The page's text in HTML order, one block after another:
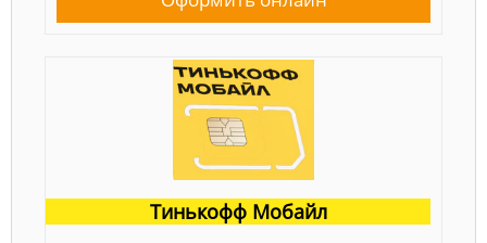
Тинькофф Мобайл